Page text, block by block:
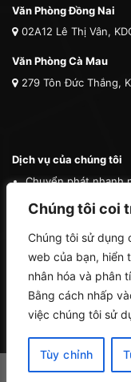
Chúng tôi coi
Chúng tôi sử dụng
web của bạn, hiển
nhân hóa và phân
Bằng cách nhấp
việc chúng tôi sử
Tùy chỉnh
Văn Phòng Đồng Nai
02A12 Lê Thị Vân,
Văn Phòng Cà Mau
279 Tôn Đức Thắng,
Dịch vụ của chúng tôi
Chuyển phát nhanh
Chuyển phát nhanh
Vận chuyển thú cưng
Mua hộ hàng nước